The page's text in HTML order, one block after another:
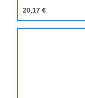
20,17 €